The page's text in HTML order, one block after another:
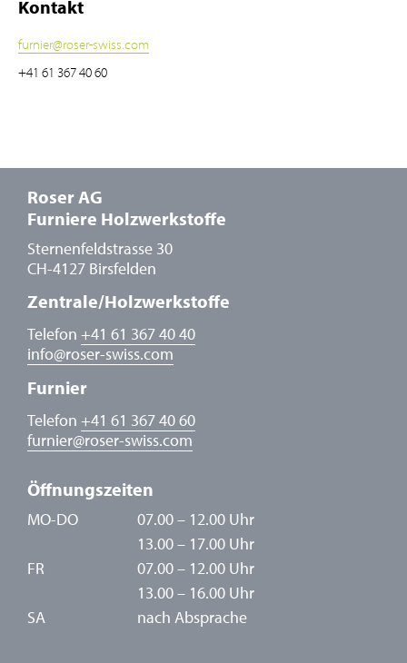
Kontakt
furnier@roser-swiss.com
+41 61 367 40 60
Roser AG
Furniere Holzwerkstoffe
Sternenfeldstrasse 30
CH-4127 Birsfelden
Zentrale/Holzwerkstoffe
Telefon +41 61 367 40 40
info@roser-swiss.com
Furnier
Telefon +41 61 367 40 60
furnier@roser-swiss.com
Öffnungszeiten
MO-DO
07.00 – 12.00 Uhr
13.00 – 17.00 Uhr
FR
07.00 – 12.00 Uhr
13.00 – 16.00 Uhr
SA
nach Absprache